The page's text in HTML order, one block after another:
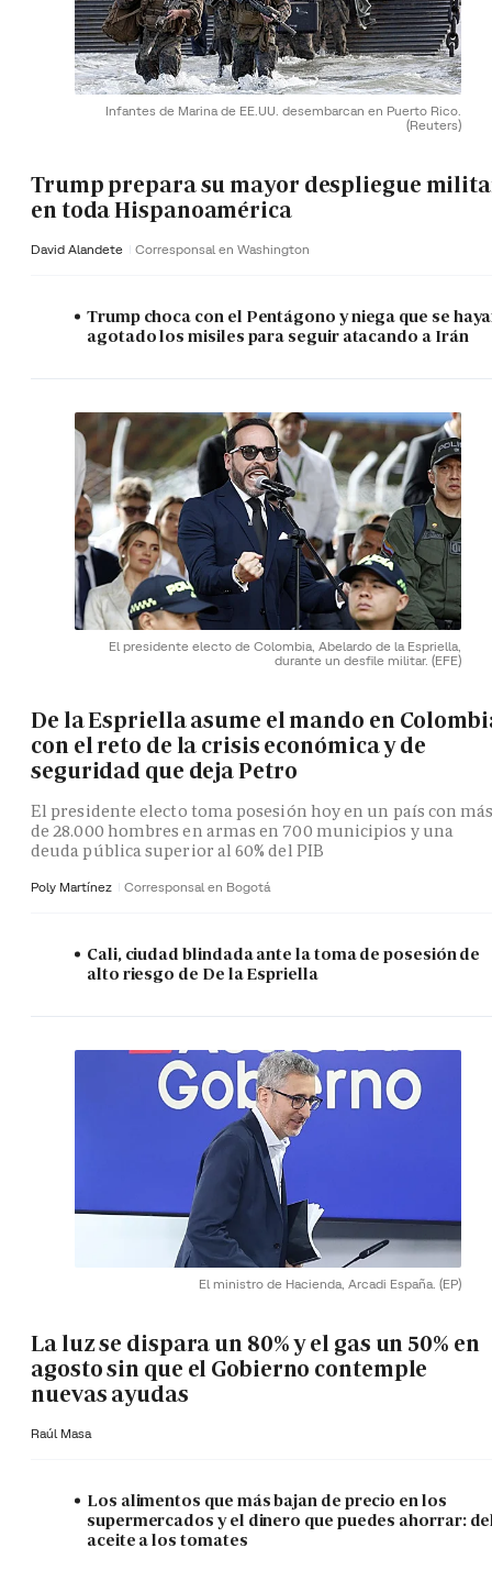
Infantes de Marina de EE.UU. desembarcan en Puerto Rico.
(Reuters)
Trump prepara su mayor despliegue
en toda Hispanoamérica
David Alandete Corresponsal en Washington
Trump choca con el Pentágono y niega que se
agotado los misiles para seguir atacando a Irán
El presidente electo de Colombia, Abelardo de la Espriella,
durante un desfile militar. (EFE)
De la Espriella asume el mando en
con el reto de la crisis económica y de
seguridad que deja Petro
El presidente electo toma posesión hoy en un país con
de 28.000 hombres en armas en 700 municipios y una
deuda pública superior al 60% del PIB
Poly Martínez Corresponsal en Bogotá
Cali, ciudad blindada ante la toma de posesión de
alto riesgo de De la Espriella
El ministro de Hacienda, Arcadi España. (EP)
La luz se dispara un 80% y el gas un 50% en
agosto sin que el Gobierno contemple
nuevas ayudas
Raúl Masa
Los alimentos que más bajan de precio en los
supermercados y el dinero que puedes ahorrar:
aceite a los tomates